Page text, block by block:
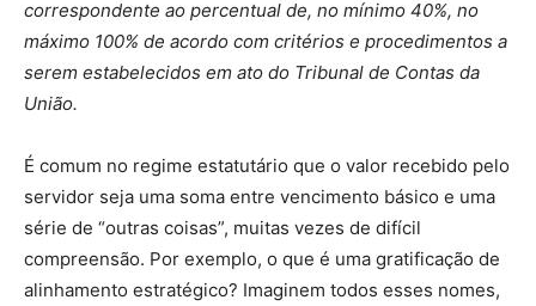
correspondente ao percentual de, no mínimo 40%, no
máximo 100% de acordo com critérios e procedimentos a
serem estabelecidos em ato do Tribunal de Contas da
União.
É comum no regime estatutário que o valor recebido pelo
servidor seja uma soma entre vencimento básico e uma
série de “outras coisas”, muitas vezes de difícil
compreensão. Por exemplo, o que é uma gratificação de
alinhamento estratégico? Imaginem todos esses nomes,